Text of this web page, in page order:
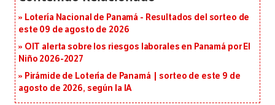
Lotería Nacional de Panamá - Resultados del sorteo de
este 09 de agosto de 2026
OIT alerta sobre los riesgos laborales en Panamá por El
Niño 2026-2027
Pirámide de Lotería de Panamá | sorteo de este 9 de
agosto de 2026, según la IA